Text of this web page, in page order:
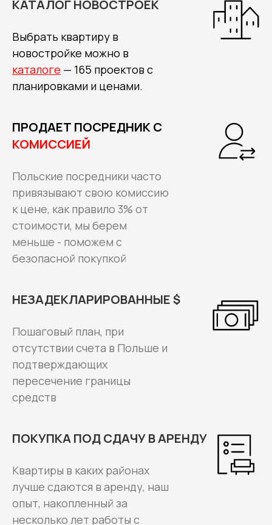
КАТАЛОГ НОВОСТРОЕК
Выбрать квартиру в
новостройке можно в
каталоге — 165 проектов с
планировками и ценами.
ПРОДАЕТ ПОСРЕДНИК С
КОМИССИЕЙ
Польские посредники часто
привязывают свою комиссию
к цене, как правило 3% от
стоимости, мы берем
меньше - поможем с
безопасной покупкой
НЕЗАДЕКЛАРИРОВАННЫЕ $
Пошаговый план, при
отсутствии счета в Польше и
подтверждающих
пересечение границы
средств
ПОКУПКА ПОД СДАЧУ В АРЕНДУ
Квартиры в каких районах
лучше сдаются в аренду, наш
опыт, накопленный за
несколько лет работы с